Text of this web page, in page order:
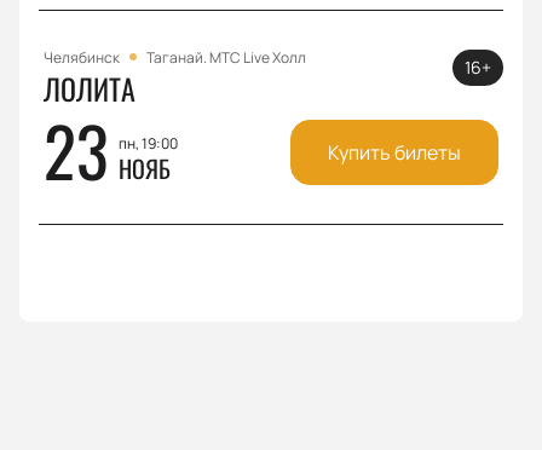
Челябинск Таганай. МТС Live Холл
ЛОЛИТА
23 пн, 19:00
НОЯБ
16+
Купить билеты